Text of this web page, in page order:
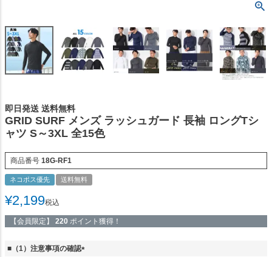
即日発送 送料無料
GRID SURF メンズ ラッシュガード 長袖 ロングTシ
ャツ S～3XL 全15色
商品番号 18G-RF1
ネコポス優先 送料無料
¥2,199税込
【会員限定】 220 ポイント獲得！
■（1）注意事項の確認